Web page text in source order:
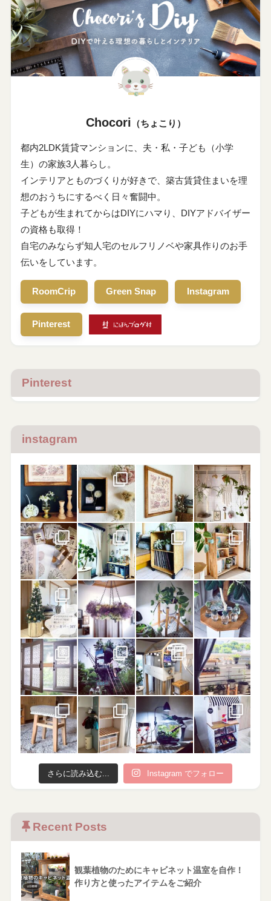
Chocori （ちょこり）
都内2LDK賃貸マンションに、夫・私・子ども（小学
生）の家族3人暮らし。
インテリアとものづくりが好きで、築古賃貸住まいを理
想のおうちにするべく日々奮闘中。
子どもが生まれてからはDIYにハマり、DIYアドバイザー
の資格も取得！
自宅のみならず知人宅のセルフリノベや家具作りのお手
伝いをしています。
RoomCrip Green Snap Instagram
Pinterest
Pinterest
instagram
さらに読み込む... Instagram でフォロー
Recent Posts
観葉植物のためにキャビネット温室を自作！
作り方と使ったアイテムをご紹介